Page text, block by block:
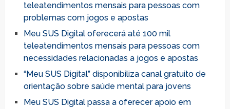
teleatendimentos mensais para pessoas com
problemas com jogos e apostas
Meu SUS Digital oferecerá até 100 mil
teleatendimentos mensais para pessoas com
necessidades relacionadas a jogos e apostas
“Meu SUS Digital” disponibiliza canal gratuito de
orientação sobre saúde mental para jovens
Meu SUS Digital passa a oferecer apoio em